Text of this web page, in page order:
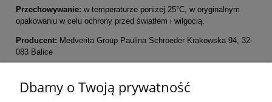
Przechowywanie: w temperaturze poniżej 25°C, w oryginalnym
opakowaniu w celu ochrony przed światłem i wilgocią.
Producent: Medverita Group Paulina Schroeder Krakowska 94, 32-
083 Balice
Dbamy o Twoją prywatność